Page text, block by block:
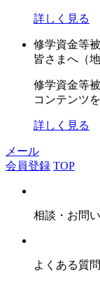
詳しく見る
修学資金等
皆さまへ（地
修学資金等
コンテンツ
詳しく見る
メール
会員登録 TOP
相談・お問
よくある質問